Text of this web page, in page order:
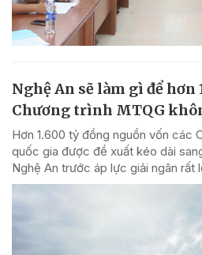
Nghệ An sẽ làm gì để hơn
Chương trình MTQG
Hơn 1.600 tỷ đồng nguồn vốn các
quốc gia được đề xuất kéo dài
Nghệ An trước áp lực giải ngân rất